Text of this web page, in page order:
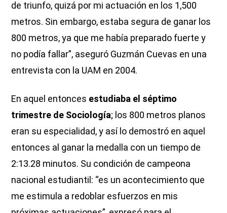
de triunfo, quizá por mi actuación en los 1,500
metros. Sin embargo, estaba segura de ganar los
800 metros, ya que me había preparado fuerte y
no podía fallar”, aseguró Guzmán Cuevas en una
entrevista con la UAM en 2004.
En aquel entonces estudiaba el séptimo
trimestre de Sociología; los 800 metros planos
eran su especialidad, y así lo demostró en aquel
entonces al ganar la medalla con un tiempo de
2:13.28 minutos. Su condición de campeona
nacional estudiantil: “es un acontecimiento que
me estimula a redoblar esfuerzos en mis